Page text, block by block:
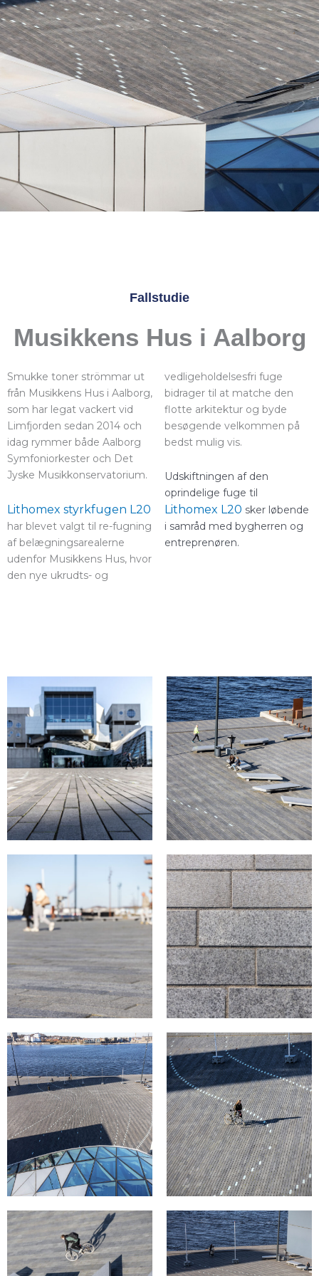
Fallstudie
Musikkens Hus i Aalborg
Smukke toner strömmar ut
från Musikkens Hus i Aalborg,
som har legat vackert vid
Limfjorden sedan 2014 och
idag rymmer både Aalborg
Symfoniorkester och Det
Jyske Musikkonservatorium.
Lithomex styrkfugen L20
har blevet valgt til re-fugning
af belægningsarealerne
udenfor Musikkens Hus, hvor
den nye ukrudts- og
vedligeholdelsesfri fuge
bidrager til at matche den
flotte arkitektur og byde
besøgende velkommen på
bedst mulig vis.
Udskiftningen af den
oprindelige fuge til
Lithomex L20 sker løbende
i samråd med bygherren og
entreprenøren.